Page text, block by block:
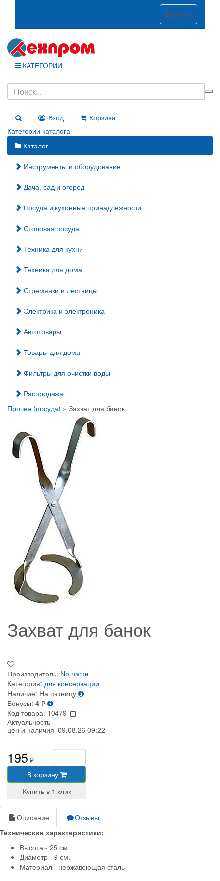
Меню
КАТЕГОРИИ
Вход
Корзина
Категории каталога
Каталог
Инструменты и оборудование
Дача, сад и огород
Посуда и кухонные принадлежности
Столовая посуда
Техника для кухни
Техника для дома
Стремянки и лестницы
Электрика и электроника
Автотовары
Товары для дома
Фильтры для очистки воды
Распродажа
Прочее (посуда) » Захват для банок
Захват для банок
Производитель: No name
Категория: для консервации
Наличие: На пятницу
Бонусы: 4 ₽
Код товара: 10479
Актуальность
цен и наличия: 09.08.26 09:22
195 ₽
В корзину
Описание
Отзывы
Технические характеристики:
Высота - 25 см
Диаметр - 9 см.
Материал - нержавеющая сталь